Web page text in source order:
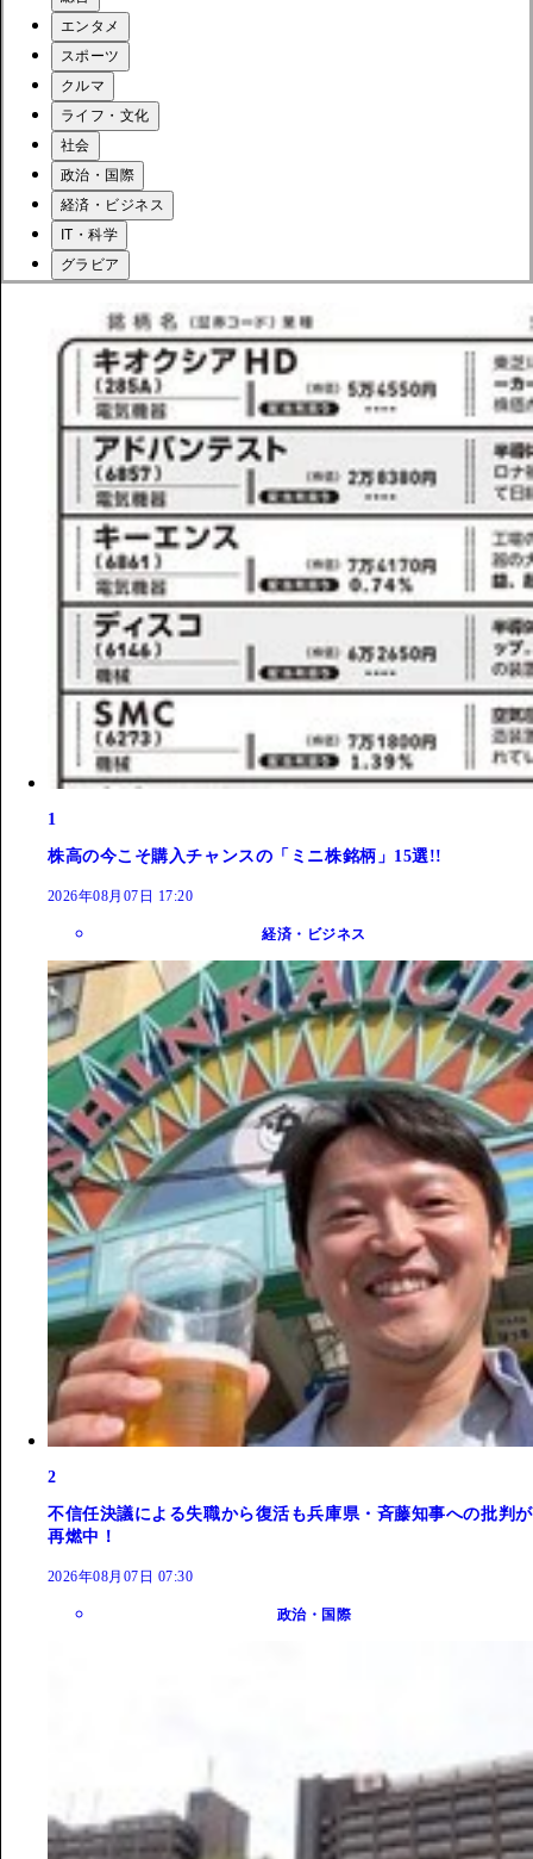
エンタメ
スポーツ
クルマ
ライフ・文化
社会
政治・国際
経済・ビジネス
IT・科学
グラビア
1
株高の今こそ購入チャンスの「ミニ株銘柄」15選!!
2026年08月07日 17:20
経済・ビジネス
2
不信任決議による失職から復活も兵庫県・斉藤知事への批判が
再燃中！
2026年08月07日 07:30
政治・国際